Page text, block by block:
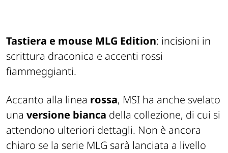
Tastiera e mouse MLG Edition: incisioni in
scrittura draconica e accenti rossi
fiammeggianti.
Accanto alla linea rossa, MSI ha anche svelato
una versione bianca della collezione, di cui si
attendono ulteriori dettagli. Non è ancora
chiaro se la serie MLG sarà lanciata a livello